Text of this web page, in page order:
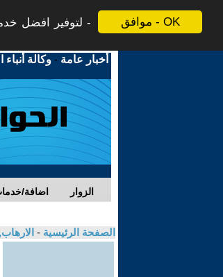
موافق - OK
لتوفير افضل
أخبار عامة -وكالة أنباء
اضافة/ الزوار
الصفحة الرئيسية -